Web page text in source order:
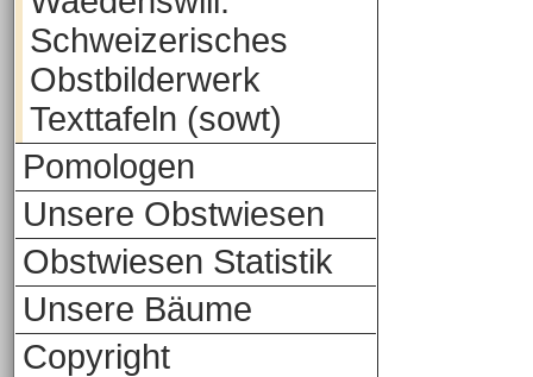
Schweizerisches
Obstbilderwerk
Texttafeln (sowt)
Pomologen
Unsere Obstwiesen
Obstwiesen Statistik
Unsere Bäume
Copyright